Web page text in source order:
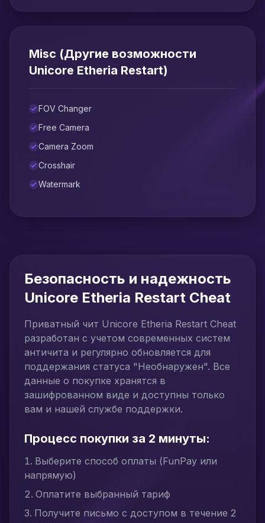
Misc (Другие возможности
Unicore Etheria Restart)
FOV Changer
Free Camera
Camera Zoom
Crosshair
Watermark
Безопасность и надежность
Unicore Etheria Restart Cheat
Приватный чит Unicore Etheria Restart Cheat
разработан с учетом современных систем
античита и регулярно обновляется для
поддержания статуса "Необнаружен". Все
данные о покупке хранятся в
зашифрованном виде и доступны только
вам и нашей службе поддержки.
Процесс покупки за 2 минуты:
Выберите способ оплаты (FunPay или
напрямую)
Оплатите выбранный тариф
Получите письмо с доступом в течение 2